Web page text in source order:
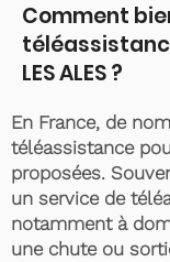
Comment
LES ALES ?
En France, de
téléassistance
proposées.
un service de
notamment à
une chute ou